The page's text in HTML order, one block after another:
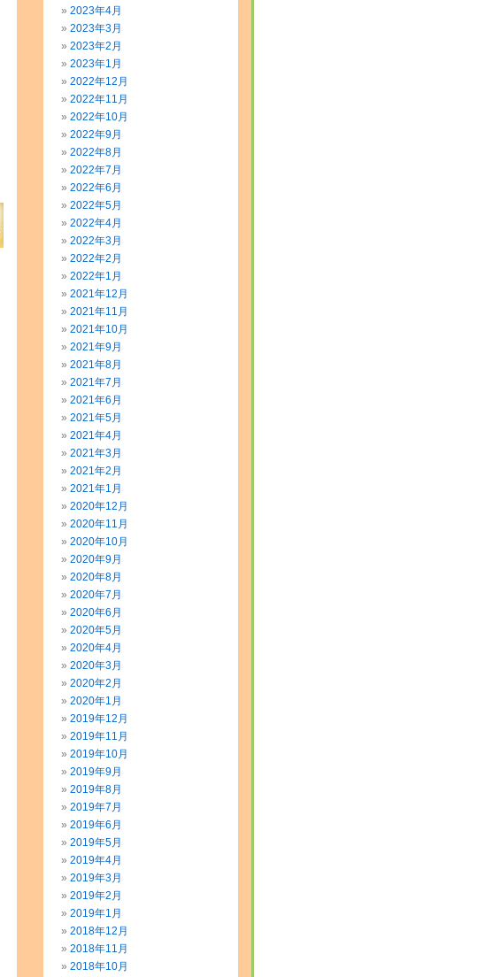
2023年4月
2023年3月
2023年2月
2023年1月
2022年12月
2022年11月
2022年10月
2022年9月
2022年8月
2022年7月
2022年6月
2022年5月
2022年4月
2022年3月
2022年2月
2022年1月
2021年12月
2021年11月
2021年10月
2021年9月
2021年8月
2021年7月
2021年6月
2021年5月
2021年4月
2021年3月
2021年2月
2021年1月
2020年12月
2020年11月
2020年10月
2020年9月
2020年8月
2020年7月
2020年6月
2020年5月
2020年4月
2020年3月
2020年2月
2020年1月
2019年12月
2019年11月
2019年10月
2019年9月
2019年8月
2019年7月
2019年6月
2019年5月
2019年4月
2019年3月
2019年2月
2019年1月
2018年12月
2018年11月
2018年10月